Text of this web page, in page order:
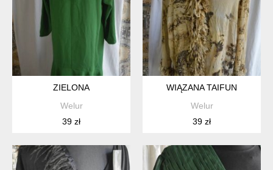
ZIELONA
Welur
39 zł
WIĄZANA TAIFUN
Welur
39 zł